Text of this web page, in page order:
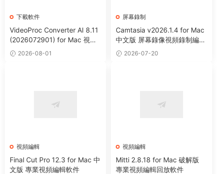
下載軟件
VideoProc Converter AI 8.11
(2026072901) for Mac 視頻
編輯處理下載格式轉換工具
2026-08-01
屏幕錄制
Camtasia v2026.1.4 for Mac
中文版 屏幕錄像視頻錄制編輯
軟件2026-07-20
視頻編輯
Final Cut Pro 12.3 for Mac 中
文版 專業視頻編輯軟件
視頻編輯
Mitti 2.8.18 for Mac 破解版
專業視頻編輯回放軟件